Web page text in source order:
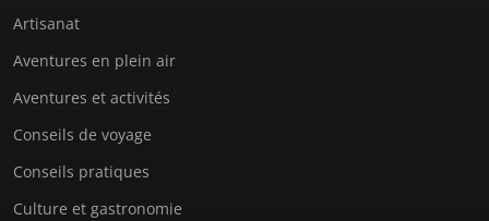
Artisanat
Aventures en plein air
Aventures et activités
Conseils de voyage
Conseils pratiques
Culture et gastronomie